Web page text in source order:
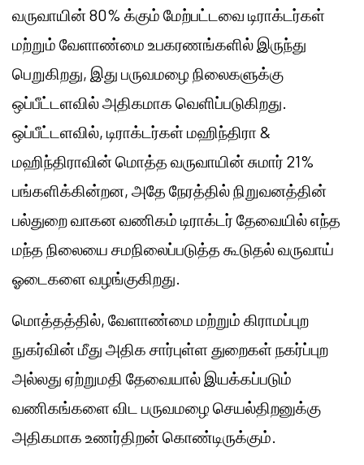
வருவாயின் 80% க்கும் மேற்பட்டவை டிராக்டர்கள்
மற்றும் வேளாண்மை உபகரணங்களில் இருந்து
பெறுகிறது, இது பருவமழை நிலைகளுக்கு
ஒப்பீட்டளவில் அதிகமாக வெளிப்படுகிறது.
ஒப்பீட்டளவில், டிராக்டர்கள் மஹிந்திரா &
மஹிந்திராவின் மொத்த வருவாயின் சுமார் 21%
பங்களிக்கின்றன, அதே நேரத்தில் நிறுவனத்தின்
பல்துறை வாகன வணிகம் டிராக்டர் தேவையில் எந்த
மந்த நிலையை சமநிலைப்படுத்த கூடுதல் வருவாய்
ஓடைகளை வழங்குகிறது.
மொத்தத்தில், வேளாண்மை மற்றும் கிராமப்புற
நுகர்வின் மீது அதிக சார்புள்ள துறைகள் நகர்ப்புற
அல்லது ஏற்றுமதி தேவையால் இயக்கப்படும்
வணிகங்களை விட பருவமழை செயல்திறனுக்கு
அதிகமாக உணர்திறன் கொண்டிருக்கும்.